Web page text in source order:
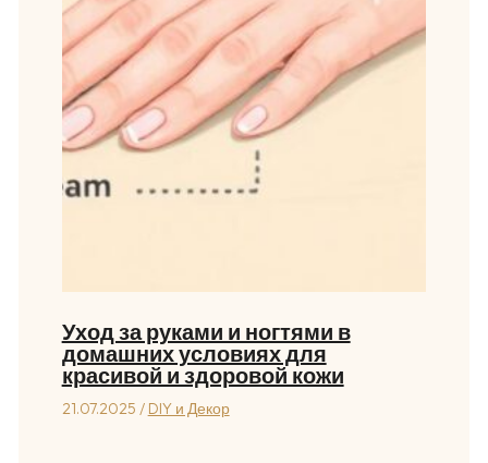
Уход за руками и ногтями в
домашних условиях для
красивой и здоровой кожи
21.07.2025 / DIY и Декор